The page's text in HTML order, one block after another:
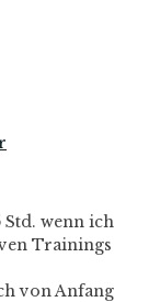
Std. wenn ich
Trainings
von Anfang